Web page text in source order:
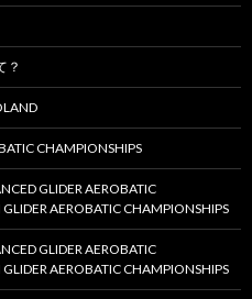
？
CHAMPIONSHIPS
GLIDER AEROBATIC
AEROBATIC CHAMPIONSHIPS
GLIDER AEROBATIC
AEROBATIC CHAMPIONSHIPS